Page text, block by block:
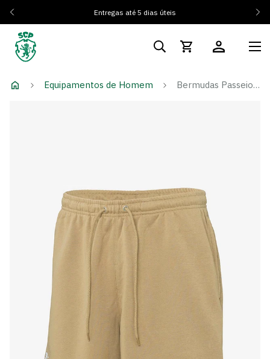
Entregas até 5 dias úteis
Equipamentos de Homem Bermudas Passeio Player 25/26